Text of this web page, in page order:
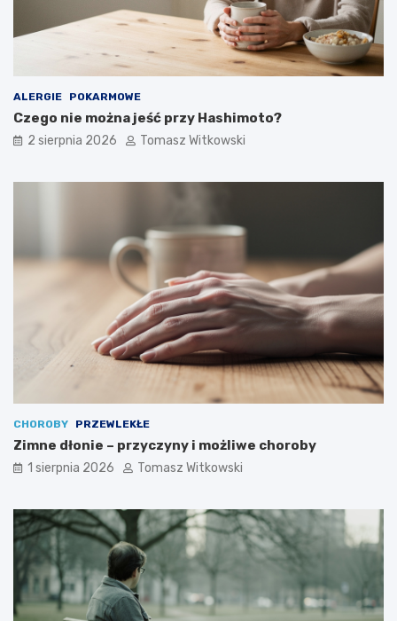
ALERGIE POKARMOWE
Czego nie można jeść przy Hashimoto?
2 sierpnia 2026 Tomasz Witkowski
CHOROBY PRZEWLEKŁE
Zimne dłonie – przyczyny i możliwe choroby
1 sierpnia 2026 Tomasz Witkowski